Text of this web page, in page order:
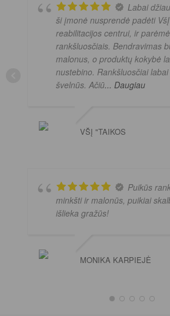
Labai
ši įmonė nusprendė padėti
reabilitacijos centrui, ir parėmė
rankšluosčiais. Bendravimas
malonus, o produktų kokybė
nustebino. Rankšluosčiai
švelnūs. Ačiū... Daugiau
VŠĮ "TAIKOS
Puikūs
minkšti ir malonūs, puikiai
išlieka gražūs!
MONIKA KARPIEJĖ